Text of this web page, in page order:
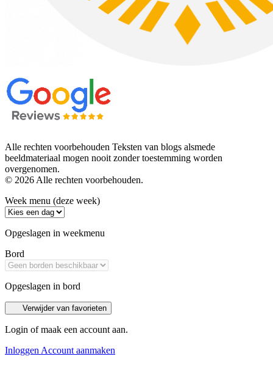
Alle rechten voorbehouden Teksten van blogs alsmede
beeldmateriaal mogen nooit zonder toestemming worden
overgenomen.
© 2026 Alle rechten voorbehouden.
Week menu (deze week)
Opgeslagen in weekmenu
Bord
Opgeslagen in bord
Verwijder van favorieten
Login of maak een account aan.
Inloggen Account aanmaken